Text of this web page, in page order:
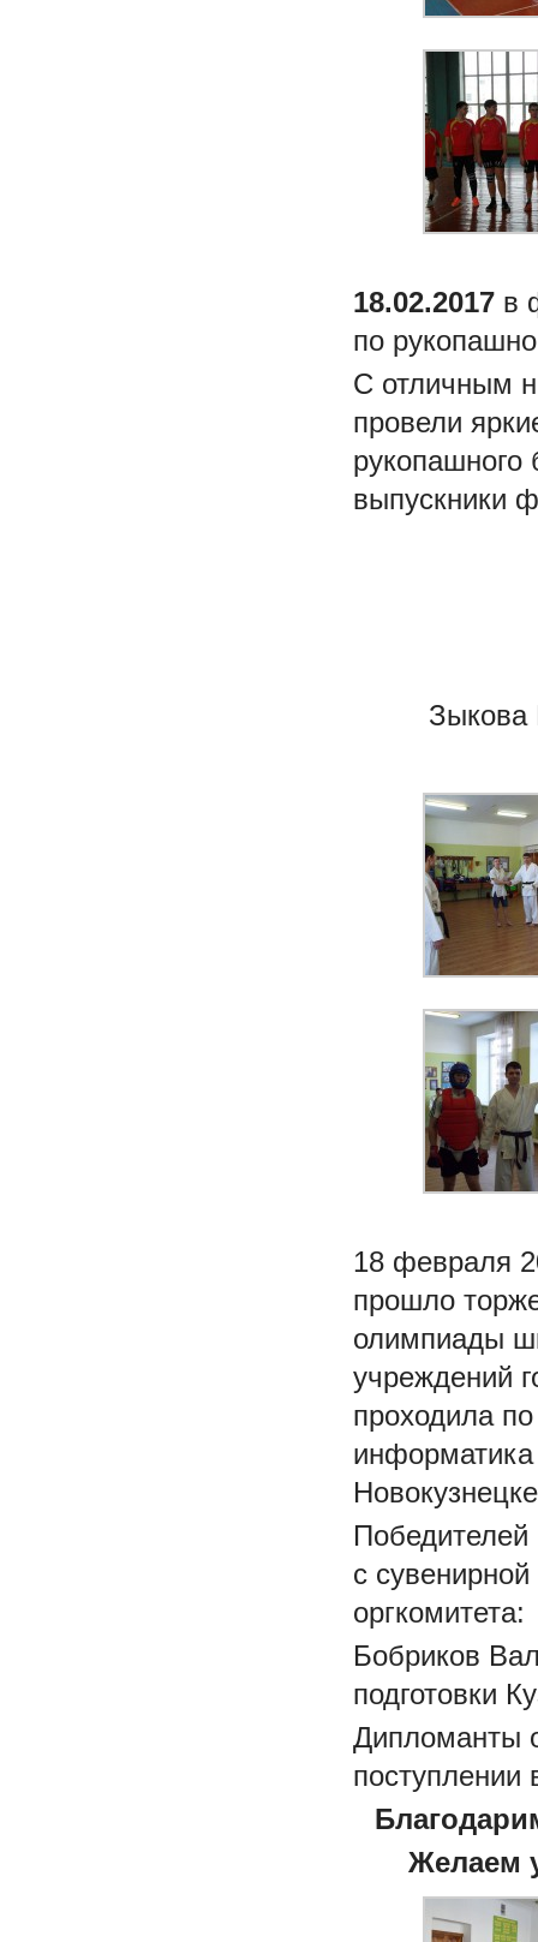
18.02.2017 в
по
С отличным
провели
рукопашного
выпускники
Зыкова
18 февраля
прошло
олимпиады
учреждений
проходила
с
оргкомитета:
Бобриков
подготовки
Дипломанты
Желаем